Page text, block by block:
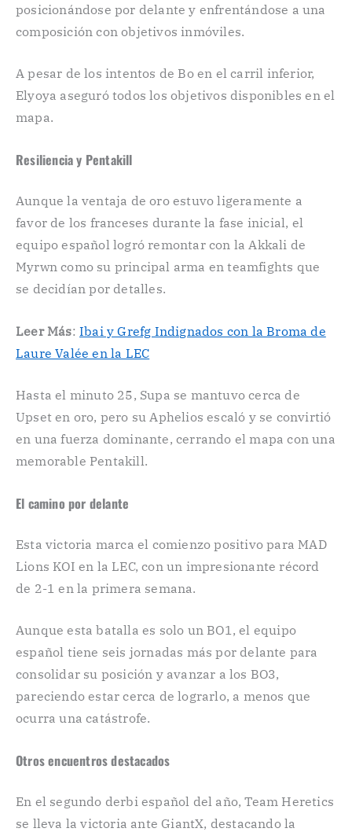
posicionándose por delante y enfrentándose a una
composición con objetivos inmóviles.
A pesar de los intentos de Bo en el carril inferior,
Elyoya aseguró todos los objetivos disponibles en el
mapa.
Resiliencia y Pentakill
Aunque la ventaja de oro estuvo ligeramente a
favor de los franceses durante la fase inicial, el
equipo español logró remontar con la Akkali de
Myrwn como su principal arma en teamfights que
se decidían por detalles.
Leer Más:Ibai y Grefg Indignados con la Broma de
Laure Valée en la LEC
Hasta el minuto 25, Supa se mantuvo cerca de
Upset en oro, pero su Aphelios escaló y se convirtió
en una fuerza dominante, cerrando el mapa con una
memorable Pentakill.
El camino por delante
Esta victoria marca el comienzo positivo para MAD
Lions KOI en la LEC, con un impresionante récord
de 2-1 en la primera semana.
Aunque esta batalla es solo un BO1, el equipo
español tiene seis jornadas más por delante para
consolidar su posición y avanzar a los BO3,
pareciendo estar cerca de lograrlo, a menos que
ocurra una catástrofe.
Otros encuentros destacados
En el segundo derbi español del año, Team Heretics
se lleva la victoria ante GiantX, destacando la